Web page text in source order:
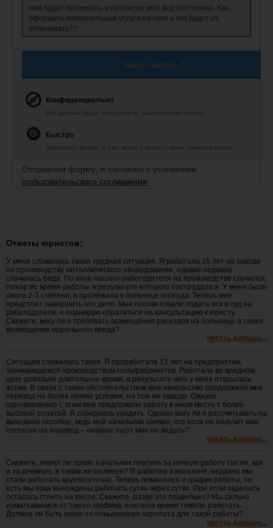
нем будет проживать и прописан мой дед постоянно. Как
оформить коммунальные услуги на него и кто будет их
оплачивать??
Задать вопрос
Конфиденциально
Все данные будут переданы по защищенному каналу.
Быстро
Заполните форму, и уже через 5 минут с вами свяжется юрист.
Отправляя форму, я согласен с условиями
пользовательского соглашения
Ответы юристов:
У меня сложилась такая трудная ситуация. Я работала 15 лет на заводе
по производству металлического оборудования, однако недавно
случилась беда. По вине нашего работодателя на производстве случился
пожар во время работы, в результате которого пострадала я. У меня были
ожоги 2-3 степени, я пролежала в больнице полгода. Теперь мне
предстоит завершить это дело. Мне посоветовали подать иск в суд на
работодателя, я планирую обратиться на консультацию к юристу.
Скажите, могу ли я требовать возмещения расходов на больницу, а также
возмещения морального вреда?
читать дальше...
Ситуация сложилась такая. Я проработала 12 лет на предприятии,
занимающемся производством полуфабрикатов. Работала во вредном
цеху довольно длительное время, в результате чего у меня открылась
астма. В связи с таким обстоятельством мое начальство предложило мне
перевод на более легкие условия, на том же заводе. Однако
одновременно с этим мне предложили работу в ином месте с более
высокой оплатой. Я собираюсь уходить. Однако могу ли я рассчитывать на
выходное пособие, ведь мой начальник заявил, что если не получит мое
согласие на перевод – никаких льгот мне не видать?
читать дальше...
Скажите, имеет ли право начальник платить за ночную работу так же, как
и за дневную, в таком же размере? Я работаю в магазине, недавно мы
стали работать круглосуточно. Теперь поменялся и график работы, то
есть мы пока вынуждены работать сутки через сутки. При этом зарплата
осталась стоять на месте. Скажите, разве это правильно? Мы сильно
изматываемся от такого графика, в ночное время тяжело работать.
Должна ли быть какая-то повышенная зарплата для такой работы?
читать дальше...